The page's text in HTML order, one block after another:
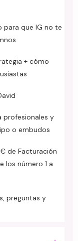
para que IG no te
+ cómo
profesionales y
o embudos
de Facturación
los número 1 a
preguntas y